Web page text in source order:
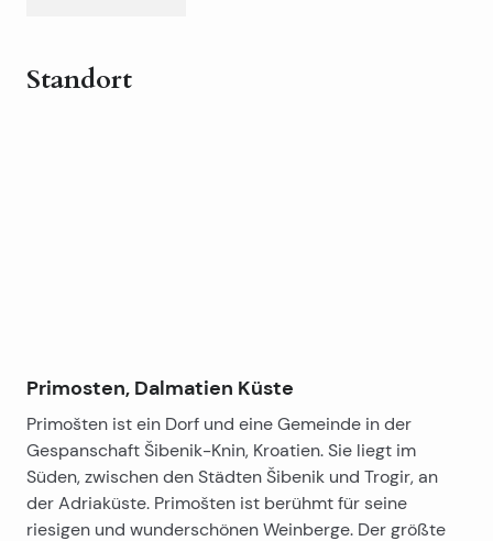
dienen können.
und Bad, und eine schöne große Terrasse mit
Standort
Primosten, Dalmatien Küste
Primošten ist ein Dorf und eine Gemeinde in der
Gespanschaft Šibenik-Knin, Kroatien. Sie liegt im
Süden, zwischen den Städten Šibenik und Trogir, an
der Adriaküste. Primošten ist berühmt für seine
riesigen und wunderschönen Weinberge. Der größte